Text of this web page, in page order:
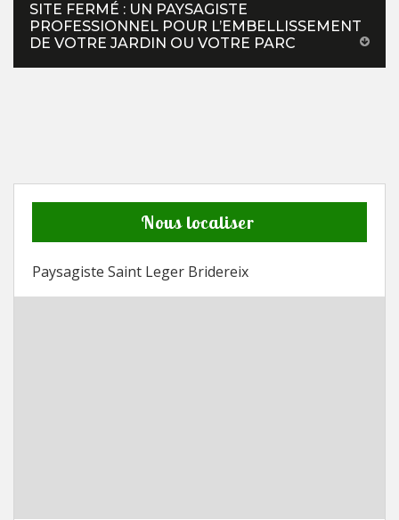
SITE FERMÉ : UN PAYSAGISTE
PROFESSIONNEL POUR L’EMBELLISSEMENT
DE VOTRE JARDIN OU VOTRE PARC
Nous localiser
Paysagiste Saint Leger Bridereix